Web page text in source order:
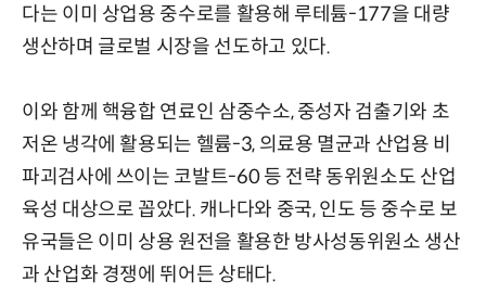
다는 이미 상업용 중수로를 활용해 루테튬-177을 대량
생산하며 글로벌 시장을 선도하고 있다.
이와 함께 핵융합 연료인 삼중수소, 중성자 검출기와 초
저온 냉각에 활용되는 헬륨-3, 의료용 멸균과 산업용 비
파괴검사에 쓰이는 코발트-60 등 전략 동위원소도 산업
육성 대상으로 꼽았다. 캐나다와 중국, 인도 등 중수로 보
유국들은 이미 상용 원전을 활용한 방사성동위원소 생산
과 산업화 경쟁에 뛰어든 상태다.